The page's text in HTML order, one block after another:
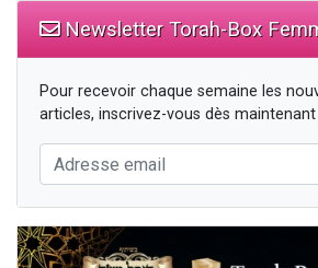
Newsletter Torah-Box
Pour recevoir chaque semaine les
articles, inscrivez-vous dès maintenant